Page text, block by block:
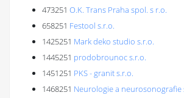
473251 O.K. Trans Praha spol. s r.o.
658251 Festool s.r.o.
1425251 Mark deko studio s.r.o.
1445251 prodobrounoc s.r.o.
1451251 PKS - granit s.r.o.
1468251 Neurologie a neurosonografie